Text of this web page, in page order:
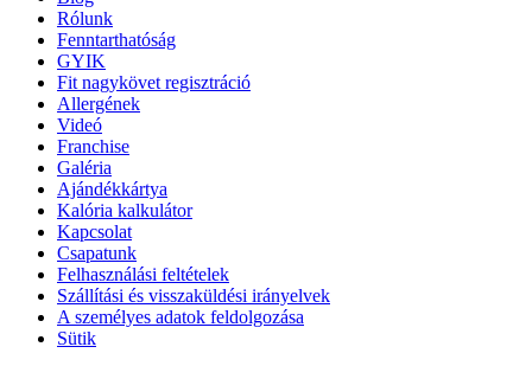
Rólunk
Fenntarthatóság
GYIK
Fit nagykövet regisztráció
Allergének
Videó
Franchise
Galéria
Ajándékkártya
Kalória kalkulátor
Kapcsolat
Csapatunk
Felhasználási feltételek
Szállítási és visszaküldési irányelvek
A személyes adatok feldolgozása
Sütik